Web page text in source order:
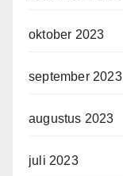
oktober 2023
september 2023
augustus 2023
juli 2023